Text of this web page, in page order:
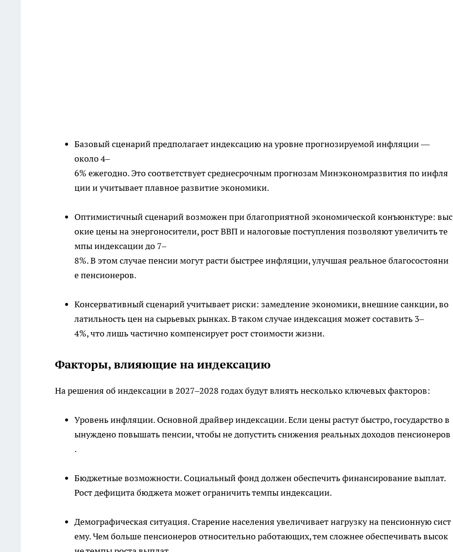
Базовый сценарий предполагает индексацию на уровне прогнозируемой инфляции —
около 4–
6% ежегодно. Это соответствует среднесрочным прогнозам Минэкономразвития по инфля
ции и учитывает плавное развитие экономики.
Оптимистичный сценарий возможен при благоприятной экономической конъюнктуре: выс
окие цены на энергоносители, рост ВВП и налоговые поступления позволяют увеличить те
мпы индексации до 7–
8%. В этом случае пенсии могут расти быстрее инфляции, улучшая реальное благосостояни
е пенсионеров.
Консервативный сценарий учитывает риски: замедление экономики, внешние санкции, во
латильность цен на сырьевых рынках. В таком случае индексация может составить 3–
4%, что лишь частично компенсирует рост стоимости жизни.
Факторы, влияющие на индексацию
На решения об индексации в 2027–2028 годах будут влиять несколько ключевых факторов:
Уровень инфляции. Основной драйвер индексации. Если цены растут быстро, государство в
ынуждено повышать пенсии, чтобы не допустить снижения реальных доходов пенсионеров
.
Бюджетные возможности. Социальный фонд должен обеспечить финансирование выплат.
Рост дефицита бюджета может ограничить темпы индексации.
Демографическая ситуация. Старение населения увеличивает нагрузку на пенсионную сист
ему. Чем больше пенсионеров относительно работающих, тем сложнее обеспечивать высок